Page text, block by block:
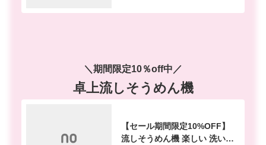
＼期間限定10％off中／
卓上流しそうめん機
【セール期間限定10%OFF】
流しそうめん機 楽しい 洗いや